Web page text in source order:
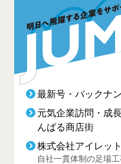
最新号・バックナ
元気企業訪問・成
んばる商店街
株式会社アイレット
自社一貫体制の足場